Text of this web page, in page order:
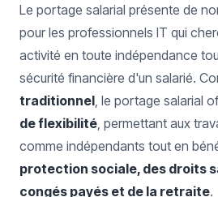
Le portage salarial présente de
pour les professionnels IT qui
activité en toute indépendance
sécurité financière d'un salarié.
traditionnel, le portage salarial
de flexibilité, permettant aux
comme indépendants tout en
protection sociale, des droits
congés payés et de la retraite.